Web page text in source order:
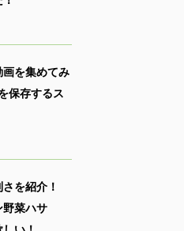
を集めてみ
存するス
さを紹介！
野菜ハサ